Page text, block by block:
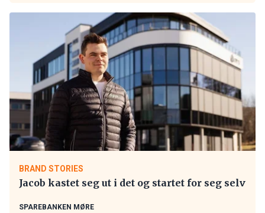
BRAND STORIES
Jacob kastet seg ut i det og startet for seg selv
SPAREBANKEN MØRE